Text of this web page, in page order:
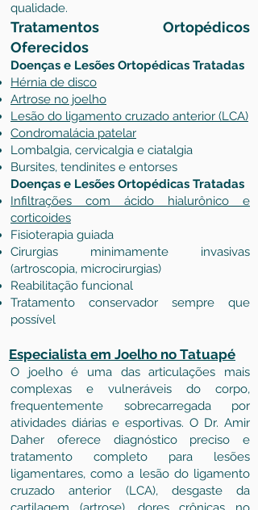
qualidade.
Tratamentos Ortopédicos
Oferecidos
Doenças e Lesões Ortopédicas Tratadas
Hérnia de disco
Artrose no joelho
Lesão do ligamento cruzado anterior (LCA)
Condromalácia patelar
Lombalgia, cervicalgia e ciatalgia
Bursites, tendinites e entorses
Doenças e Lesões Ortopédicas Tratadas
Infiltrações com ácido hialurônico e
corticoides
Fisioterapia guiada
Cirurgias minimamente invasivas
(artroscopia, microcirurgias)
Reabilitação funcional
Tratamento conservador sempre que
possível
Especialista em Joelho no Tatuapé
O joelho é uma das articulações mais
complexas e vulneráveis do corpo,
frequentemente sobrecarregada por
atividades diárias e esportivas. O Dr. Amir
Daher oferece diagnóstico preciso e
tratamento completo para lesões
ligamentares, como a lesão do ligamento
cruzado anterior (LCA), desgaste da